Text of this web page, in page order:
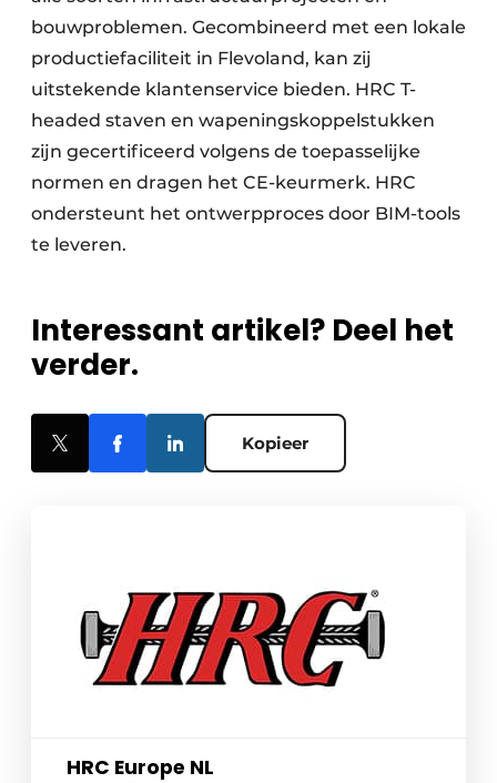
bouwproblemen. Gecombineerd met een lokale
productiefaciliteit in Flevoland, kan zij
uitstekende klantenservice bieden. HRC T-
headed staven en wapeningskoppelstukken
zijn gecertificeerd volgens de toepasselijke
normen en dragen het CE-keurmerk. HRC
ondersteunt het ontwerpproces door BIM-tools
te leveren.
Interessant artikel? Deel het
verder.
Kopieer
HRC Europe NL